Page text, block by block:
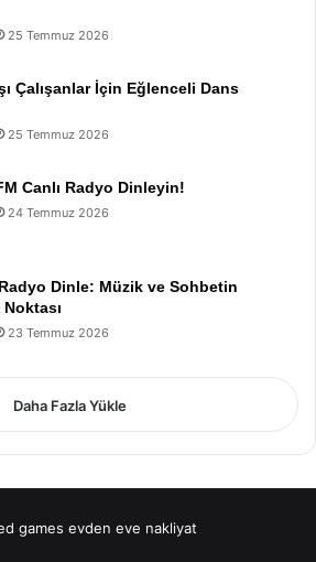
25 Temmuz 2026
Çalışanlar İçin Eğlenceli Dans
25 Temmuz 2026
Canlı Radyo Dinleyin!
24 Temmuz 2026
Dinle: Müzik ve Sohbetin
23 Temmuz 2026
Daha Fazla Yükle
games evden eve nakliyat